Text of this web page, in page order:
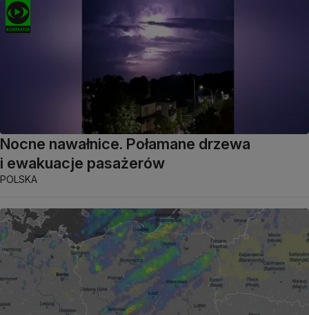
Nocne nawałnice. Połamane drzewa
i ewakuacje pasażerów
POLSKA